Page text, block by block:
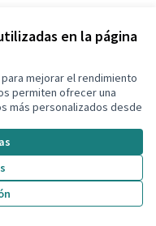
en la página
mejorar el rendimiento
permiten ofrecer una
más personalizados desde
Con licencia
(Enlace